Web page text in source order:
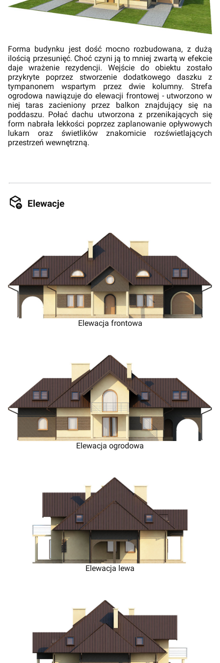
Forma budynku jest dość mocno rozbudowana, z dużą
ilością przesunięć. Choć czyni ją to mniej zwartą w efekcie
daje wrażenie rezydencji. Wejście do obiektu zostało
przykryte poprzez stworzenie dodatkowego daszku z
tympanonem wspartym przez dwie kolumny. Strefa
ogrodowa nawiązuje do elewacji frontowej - utworzono w
niej taras zacieniony przez balkon znajdujący się na
poddaszu. Połać dachu utworzona z przenikających się
form nabrała lekkości poprzez zaplanowanie opływowych
lukarn oraz świetlików znakomicie rozświetlających
przestrzeń wewnętrzną.
Elewacje
Elewacja frontowa
Elewacja ogrodowa
Elewacja lewa